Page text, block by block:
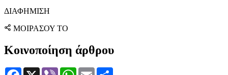
ΔΙΑΦΗΜΙΣΗ
ΜΟΙΡΑΣΟΥ ΤΟ
Κοινοποίηση άρθρου
Facebook
X Viber WhatsApp
Email